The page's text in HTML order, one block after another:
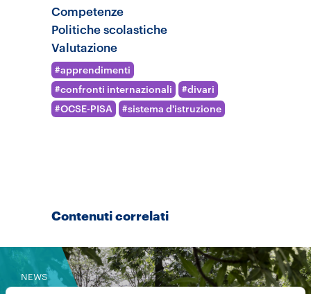
Competenze
Politiche scolastiche
Valutazione
apprendimenti
confronti internazionali
divari
OCSE-PISA
sistema d'istruzione
Contenuti correlati
NEWS